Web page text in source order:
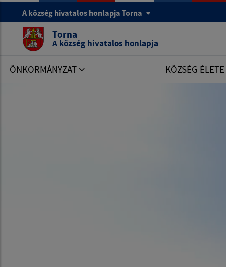
A község hivatalos honlapja Torna
Torna
A község hivatalos honlapja
ÖNKORMÁNYZAT KÖZSÉG ÉLETE